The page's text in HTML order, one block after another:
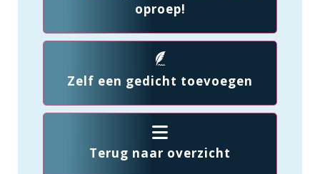
oproep!
Zelf een gedicht toevoegen
Terug naar overzicht